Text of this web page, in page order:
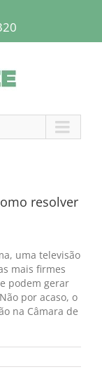
resolver
uma televisão
mais firmes
podem gerar
por acaso, o
na Câmara de